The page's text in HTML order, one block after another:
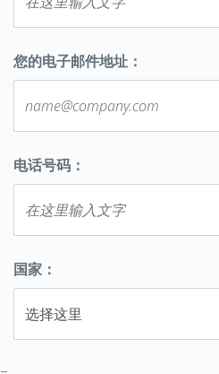
您的电子邮件地址：
电话号码：
国家：